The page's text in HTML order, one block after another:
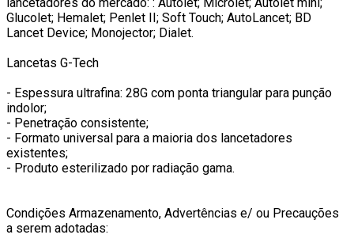
lancetadores do mercado: : Autolet; Microlet; Autolet mini;
Glucolet; Hemalet; Penlet II; Soft Touch; AutoLancet; BD
Lancet Device; Monojector; Dialet.
Lancetas G-Tech
- Espessura ultrafina: 28G com ponta triangular para punção
indolor;
- Penetração consistente;
- Formato universal para a maioria dos lancetadores
existentes;
- Produto esterilizado por radiação gama.
Condições Armazenamento, Advertências e/ ou Precauções
a serem adotadas: